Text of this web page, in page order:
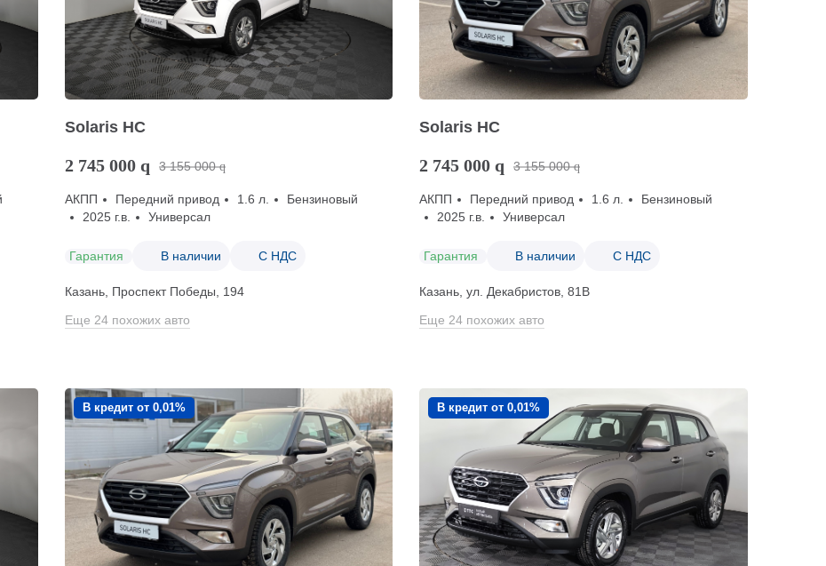
Solaris HC
2 745 000 q 3 155 000 q
АКПП Передний привод 1.6 л.
Бензиновый
2025 г.в.
Универсал
Гарантия В наличии С НДС
Казань, Проспект Победы, 194
Еще 24 похожих авто
Solaris HC
2 745 000 q 3 155 000 q
АКПП Передний привод 1.6 л.
Бензиновый
2025 г.в.
Универсал
Гарантия В наличии С НДС
Казань, ул. Декабристов, 81В
Еще 24 похожих авто
В кредит от 0,01% В кредит от 0,01%